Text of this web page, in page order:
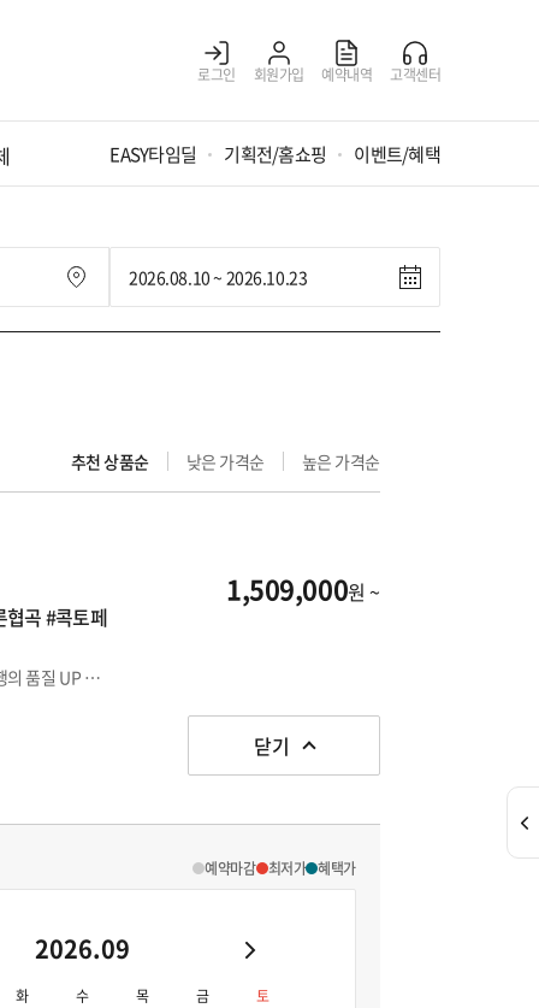
로그인 회원가입 예약내역 고객센터
EASY타임딜 기획전/홈쇼핑 이벤트/혜택
추천 상품순 낮은 가격순 높은 가격순
곡 #콕토페
부산에서 출발하는 알마티여행 ① 노팁/노옵션/노쇼핑으로 여행의 품질 UP ② 차른협곡 & 침볼락케이블카 ③ 콕토베 전경까지
1,509,000원 ~
닫기
예약마감 최저가 혜택가
2026.09
화 수 목 금 토